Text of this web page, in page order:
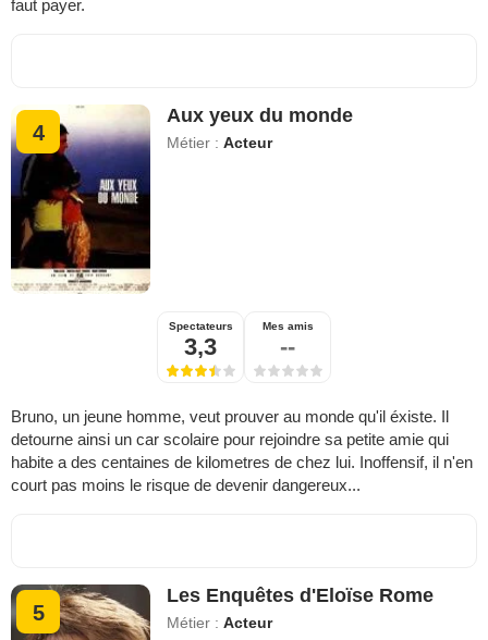
faut payer.
4
Aux yeux du monde
Métier :Acteur
Spectateurs
3,3
Mes amis
--
Bruno, un jeune homme, veut prouver au monde qu'il éxiste. Il
detourne ainsi un car scolaire pour rejoindre sa petite amie qui
habite a des centaines de kilometres de chez lui. Inoffensif, il n'en
court pas moins le risque de devenir dangereux...
5
Les Enquêtes d'Eloïse Rome
Métier :Acteur